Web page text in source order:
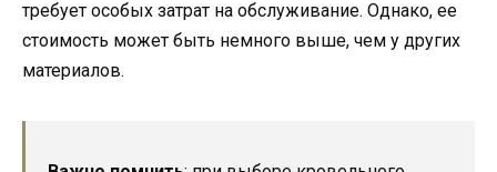
требует особых затрат на обслуживание. Однако, ее
стоимость может быть немного выше, чем у других
материалов.